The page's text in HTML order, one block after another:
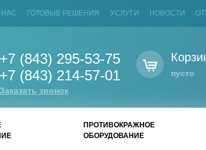
НАС ГОТОВЫЕ РЕШЕНИЯ УСЛУГИ НОВОСТИ
+7 (843) 295-53-75
+7 (843) 214-57-01
Заказать звонок
пусто
ПРОТИВОКРАЖНОЕ
ОБОРУДОВАНИЕ